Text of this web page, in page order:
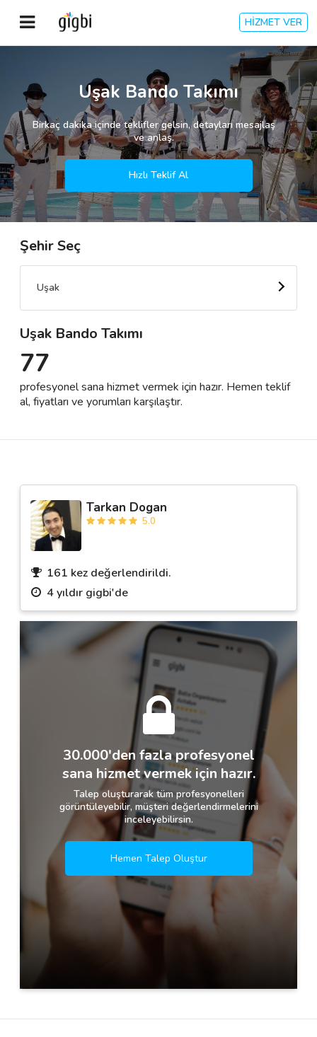
HİZMET VER
Giriş Yap
Kayıt Ol
Kategoriler
🎈 Biz Kimiz?
🌟 Müşteri Değerlendirmeleri
Destek
İletişim
Uşak Bando Takımı
Birkaç dakika içinde teklifler gelsin, detayları mesajlaş
ve anlaş.
Hızlı Teklif Al
Şehir Seç
Uşak
Uşak Bando Takımı
77
profesyonel sana hizmet vermek için hazır. Hemen teklif
al, fiyatları ve yorumları karşılaştır.
Tarkan Dogan
5.0
161 kez değerlendirildi.
4 yıldır gigbi'de
30.000'den fazla profesyonel
sana hizmet vermek için hazır.
Talep oluşturarak tüm profesyonelleri
görüntüleyebilir, müşteri değerlendirmelerini
inceleyebilirsin.
Hemen Talep Oluştur